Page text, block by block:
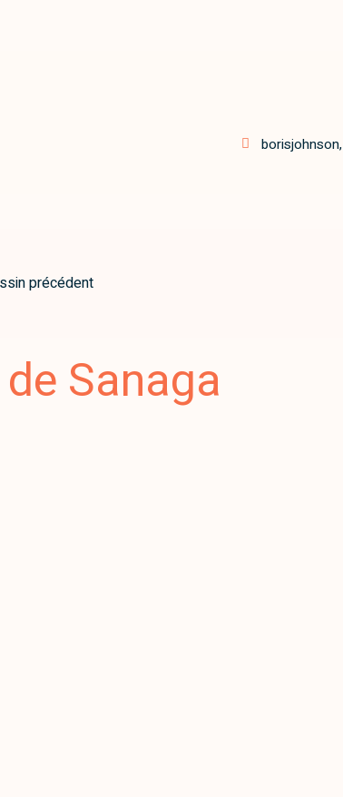
borisjohnson,
précédent
Sanaga